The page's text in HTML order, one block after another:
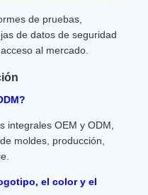
de pruebas,
de datos de seguridad
al mercado.
integrales OEM y ODM,
moldes, producción,
el color y el